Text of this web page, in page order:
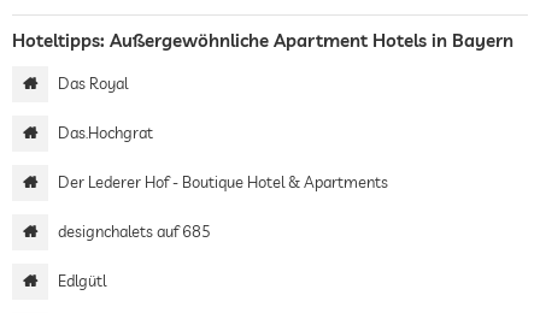
Hoteltipps: Außergewöhnliche Apartment Hotels in Bayern
Das Royal
Das.Hochgrat
Der Lederer Hof - Boutique Hotel & Apartments
designchalets auf 685
Edlgütl